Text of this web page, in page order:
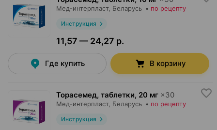
Мед-интерпласт, Беларусь • по рецепту
Инструкция
11,57 — 24,27 р.
Где купить В корзину
Торасемед, таблетки, 20 мг ×30
Мед-интерпласт, Беларусь • по рецепту
Инструкция